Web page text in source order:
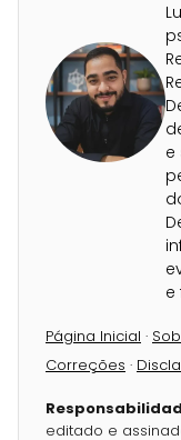
e
e
Página Inicial ·
Correções ·
editado e